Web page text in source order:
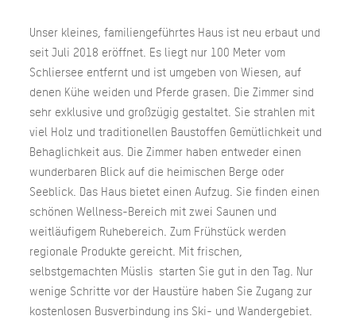
Unser kleines, familiengeführtes Haus ist neu erbaut und
seit Juli 2018 eröffnet. Es liegt nur 100 Meter vom
Schliersee entfernt und ist umgeben von Wiesen, auf
denen Kühe weiden und Pferde grasen. Die Zimmer sind
sehr exklusive und großzügig gestaltet. Sie strahlen mit
viel Holz und traditionellen Baustoffen Gemütlichkeit und
Behaglichkeit aus. Die Zimmer haben entweder einen
wunderbaren Blick auf die heimischen Berge oder
Seeblick. Das Haus bietet einen Aufzug. Sie finden einen
schönen Wellness-Bereich mit zwei Saunen und
weitläufigem Ruhebereich. Zum Frühstück werden
regionale Produkte gereicht. Mit frischen,
selbstgemachten Müslis starten Sie gut in den Tag. Nur
wenige Schritte vor der Haustüre haben Sie Zugang zur
kostenlosen Busverbindung ins Ski- und Wandergebiet.